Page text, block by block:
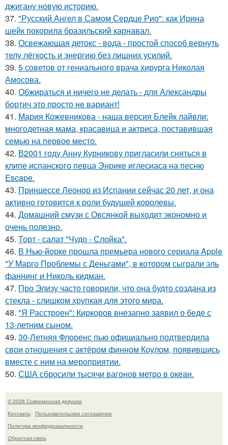
джигану новую историю.
37. "Русский Ангел в Самом Сердце Рио": как Ирина
шейк покорила бразильский карнавал.
38. Освежающая детокс - вода - простой способ вернуть
телу лёгкость и энергию без лишних усилий.
39. 5 советов от гениального врача хирурга Николая
Амосова.
40. Обжираться и ничего не делать - для Александры
бортич это просто не вариант!
41. Мария Кожевникова - наша версия Блейк лайвли:
многодетная мама, красавица и актриса, поставившая
семью на первое место.
42. В2001 году Анну Курникову пригласили сняться в
клипе испанского певца Энрике иглесиаса на песню
Escape.
43. Принцессе Леонор из Испании сейчас 20 лет, и она
активно готовится к роли будущей королевы.
44. Домашний смузи с Овсянкой выходит экономно и
очень полезно.
45. Торт - салат "Чудо - Слойка".
46. В Нью-йорке прошла премьера нового сериала Apple
"У Марго Проблемы с Деньгами", в котором сыграли эль
фаннинг и Николь кидман.
47. Про Элизу часто говорили, что она будто создана из
стекла - слишком хрупкая для этого мира.
48. "Я Расстроен": Киркоров внезапно заявил о беде с
13-летним сыном.
49. 30-Летняя Флоренс пью официально подтвердила
свои отношения с актёром финном Коулом, появившись
вместе с ним на мероприятии.
50. США сбросили тысячи вагонов метро в океан.
© 2026 Современная девушка
Контакты
Пользовательское соглашение
Политика конфидециальности
Обратная связь